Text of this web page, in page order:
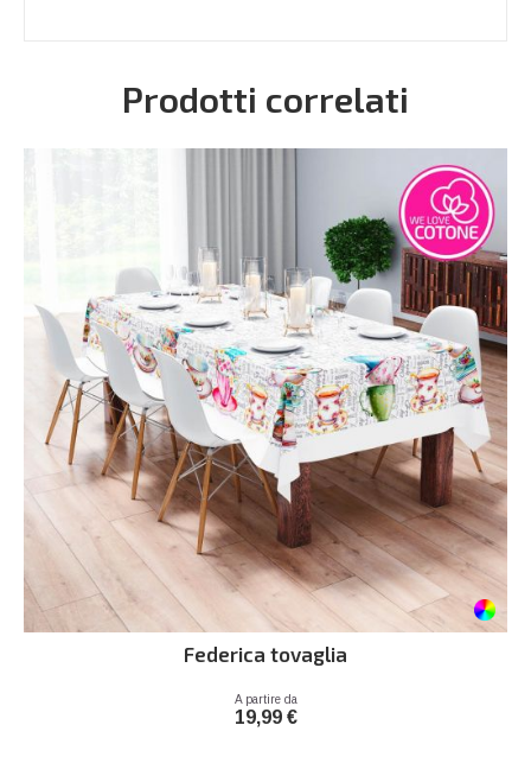
Prodotti correlati
Federica tovaglia
A partire da
Prezzo
19,99 €